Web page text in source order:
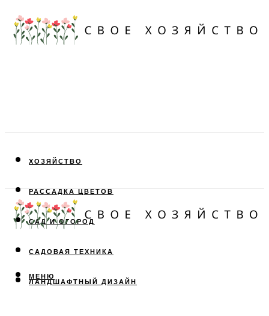
ХОЗЯЙСТВО
РАССАДКА ЦВЕТОВ
САД И ОГОРОД
САДОВАЯ ТЕХНИКА
ЛАНДШАФТНЫЙ ДИЗАЙН
МЕНЮ